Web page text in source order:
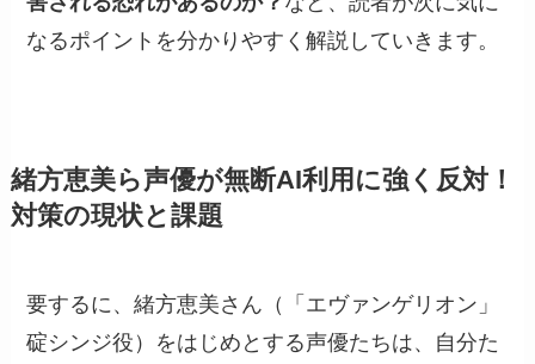
なるポイントを分かりやすく解説していきます。
緒方恵美ら声優が無断AI利用に強く反対！
対策の現状と課題
要するに、緒方恵美さん（「エヴァンゲリオン」
碇シンジ役）をはじめとする声優たちは、自分た